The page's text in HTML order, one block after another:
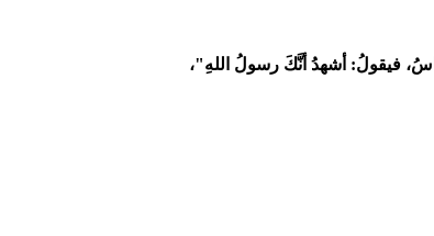
فيقولُ: أشهدُ أنَّكَ رسولُ اللهِ"،